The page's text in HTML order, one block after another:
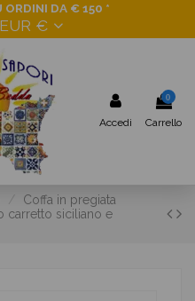
ORDINI DA € 150 *
EUR €
Accedi
0
Carrello
Coffa in pregiata
carretto siciliano e